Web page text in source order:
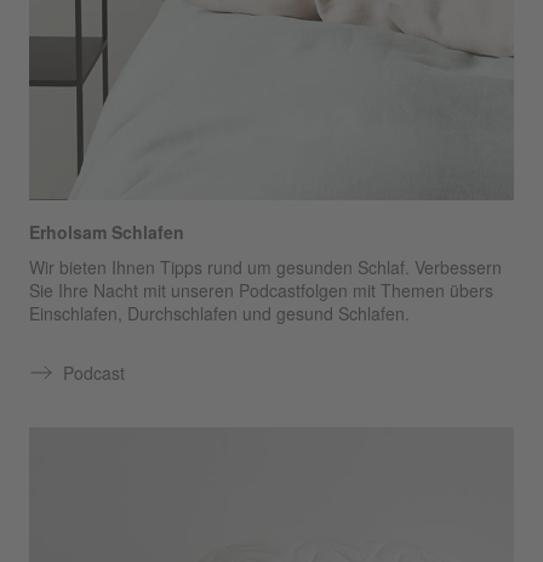
Erholsam Schlafen
Wir bieten Ihnen Tipps rund um gesunden Schlaf. Verbessern
Sie Ihre Nacht mit unseren Podcastfolgen mit Themen übers
Einschlafen, Durchschlafen und gesund Schlafen.
Podcast